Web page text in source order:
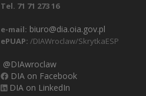
Tel. 71 71 273 16
e-mail: biuro@dia.oia.gov.pl
ePUAP: /DIAWroclaw/SkrytkaESP
@DIAwroclaw
DIA on Facebook
DIA on LinkedIn